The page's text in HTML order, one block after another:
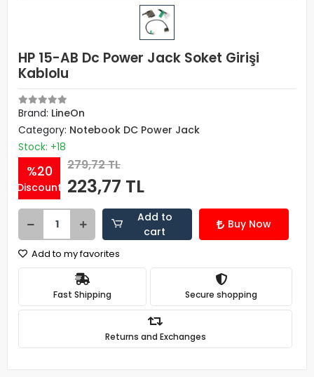
HP 15-AB Dc Power Jack Soket Girişi
Kablolu
Brand: LineOn
Category: Notebook DC Power Jack
Stock: +18
%20
Discount
279,72 TL
223,77 TL
Add to
cart
Buy Now
Add to my favorites
Fast Shipping Secure shopping
Returns and Exchanges